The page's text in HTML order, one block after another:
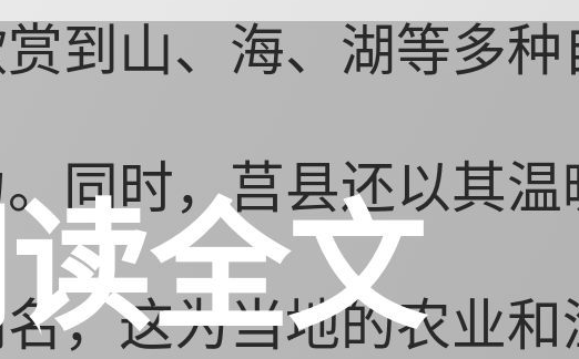
到山、海、湖等多种
同时，莒县还以其
，这为当地的农业和
全文